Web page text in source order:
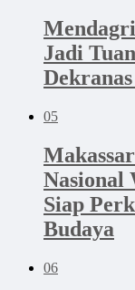
Jadi
05
Nasional
Siap
Budaya
06